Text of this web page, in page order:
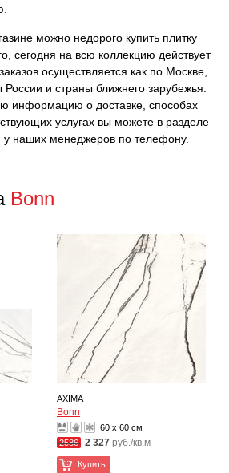
можно недорого купить плитку
сегодня на всю коллекцию действует
осуществляется как по Москве,
России и страны ближнего зарубежья.
информацию о доставке, способах
услугах вы можете в разделе
у наших менеджеров по телефону.
Bonn
AXIMA
Bonn
60 x 60 см
2586 2 327 руб./кв.м
Купить